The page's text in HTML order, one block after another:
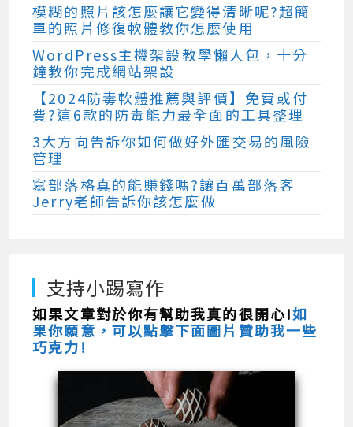
模糊的照片該怎麼讓它變得清晰呢?超簡
單的照片修復軟體教你怎麼使用
WordPress主機架設教學懶人包，十分
鐘教你完成網站架設
【2024防毒軟體推薦與評價】免費或付
費?這6款的防毒能力最全面的工具整理
3大方向告訴你如何做好外匯交易的風險
管理
寫部落格真的能賺錢嗎?讓百萬部落客
Jerry老師告訴你該怎麼做
支持小踢寫作
如果文章對於你有幫助我真的很開心!如
果你願意，可以點擊下面圖片贊助我一些
巧克力!